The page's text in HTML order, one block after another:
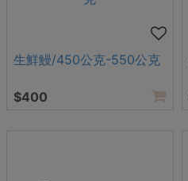
生鮮鰻/450公克-550公克
$400